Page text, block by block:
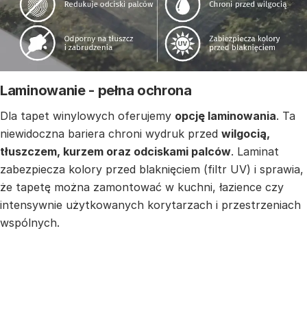
Laminowanie - pełna ochrona
Dla tapet winylowych oferujemy opcję laminowania. Ta
niewidoczna bariera chroni wydruk przed wilgocią,
tłuszczem, kurzem oraz odciskami palców. Laminat
zabezpiecza kolory przed blaknięciem (filtr UV) i sprawia,
że tapetę można zamontować w kuchni, łazience czy
intensywnie użytkowanych korytarzach i przestrzeniach
wspólnych.